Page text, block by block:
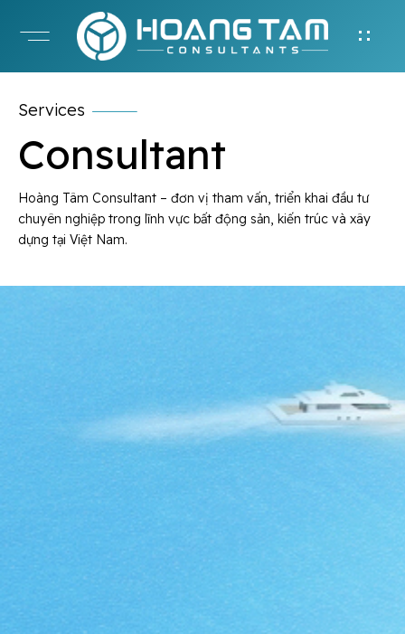
Services
Consultant
Hoàng Tâm Consultant – đơn vị tham vấn, triển khai đầu tư
chuyên nghiệp trong lĩnh vực bất động sản, kiến ​​trúc và xây
dựng tại Việt Nam.